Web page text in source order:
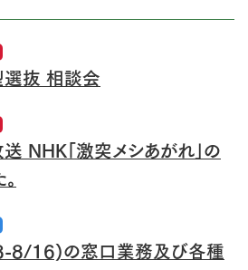
選抜 相談会
「激突メシあがれ」の
8/16)の窓口業務及び各種